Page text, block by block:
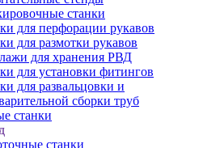
станки
для перфорации рукавов
для размотки рукавов
для хранения РВД
для установки фитингов
для развальцовки и
сборки труб
станки
станки